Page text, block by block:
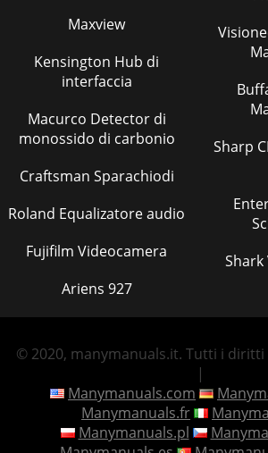
Maxview
Kensington Hub di
interfaccia
Macurco Detector di
monossido di carbonio
Craftsman Sparachiodi
Roland Equalizatore audio
Fujifilm Videocamera
Ariens 927
Visioneer
Buffalo
Sharp CD-G20000 Manuale
Enterasys
Shark V1900W Manuale
© 2020, manymanuals.it. Tutti i
|
Manymanuals.com
Manymanuals.fr
Manymanuals.pl